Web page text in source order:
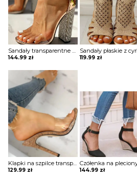
144.99 zł 119.99 zł
129.99 zł 144.99 zł